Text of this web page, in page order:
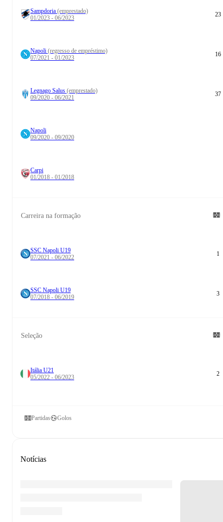
Sampdoria (emprestado)
01/2023 - 06/2023
23
Napoli (regresso de empréstimo)
07/2021 - 01/2023
16
Legnago Salus (emprestado)
09/2020 - 06/2021
37
Napoli
09/2020 - 09/2020
Carpi
01/2018 - 01/2018
Carreira na formação
SSC Napoli U19
07/2021 - 06/2022
1
SSC Napoli U19
07/2018 - 06/2019
3
Seleção
Itália U21
05/2022 - 06/2023
2
Partidas Golos
Notícias